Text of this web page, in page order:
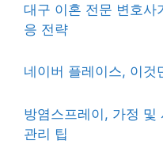
대구 이혼 전문 변호사
응 전략
네이버 플레이스, 이것
방염스프레이, 가정 및
관리 팁